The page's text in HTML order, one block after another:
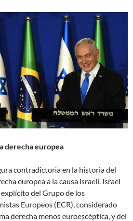
derecha europea
contradictoria en la historia del
europea a la causa israelí. Israel
del Grupo de los
Europeos (ECR), considerado
derecha menos euroescéptica, y del